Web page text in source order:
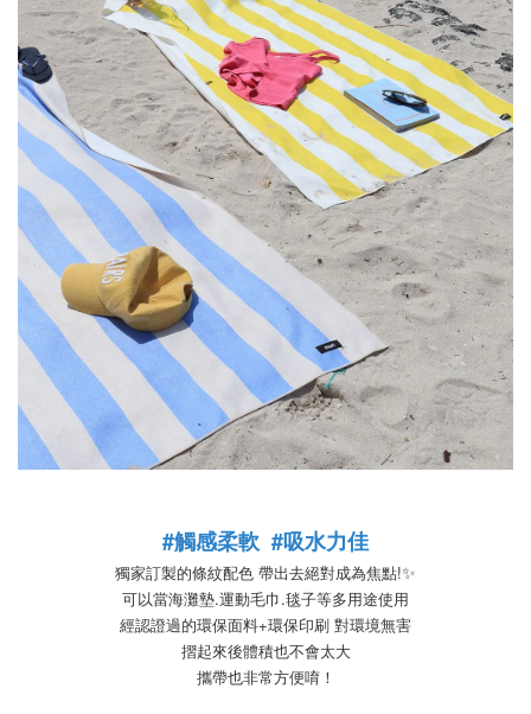
#觸感柔軟 #吸水力佳
獨家訂製的條紋配色 帶出去絕對成為焦點!✨
可以當海灘墊.運動毛巾.毯子等多用途使用
經認證過的環保面料+環保印刷 對環境無害
摺起來後體積也不會太大
攜帶也非常方便唷！